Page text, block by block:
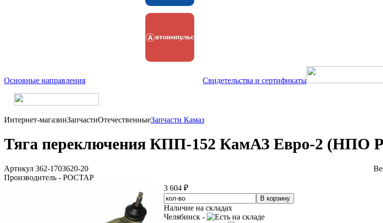
Основные направления Свидетельства и сертификаты
Интернет-магазинЗапчастиОтечественныеЗапчасти Камаз
Тяга переключения КПП-152 КамАЗ Евро-2 (НПО
Артикул 362-1703620-20
Производитель - РОСТАР
3 604 ₽
Наличие на складах
Челябинск -